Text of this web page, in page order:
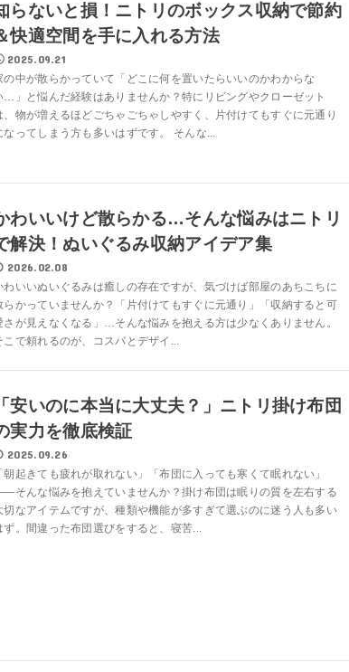
らないと損！ニトリのボックス収納で節約
快適空間を手に入れる方法
2025.09.21
の中が散らかっていて「どこに何を置いたらいいのかわからな
…」と悩んだ経験はありませんか？特にリビングやクローゼット
、物が増えるほどごちゃごちゃしやすく、片付けてもすぐに元通り
なってしまう方も多いはずです。 そんな...
わいいけど散らかる…そんな悩みはニトリ
解決！ぬいぐるみ収納アイデア集
2026.02.08
わいいぬいぐるみは癒しの存在ですが、気づけば部屋のあちこちに
らかっていませんか？「片付けてもすぐに元通り」「収納すると可
さが見えなくなる」…そんな悩みを抱える方は少なくありません。
こで頼れるのが、コスパとデザイ...
安いのに本当に大丈夫？」ニトリ掛け布団
実力を徹底検証
2025.09.26
朝起きても疲れが取れない」「布団に入っても寒くて眠れない」
そんな悩みを抱えていませんか？掛け布団は眠りの質を左右する
切なアイテムですが、種類や機能が多すぎて選ぶのに迷う人も多い
ず。間違った布団選びをすると、寝苦...